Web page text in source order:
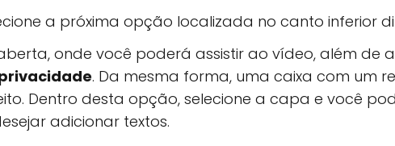
a próxima opção localizada no canto inferior
onde você poderá assistir ao vídeo, além de
. Da mesma forma, uma caixa com um
Dentro desta opção, selecione a capa e você
adicionar textos.